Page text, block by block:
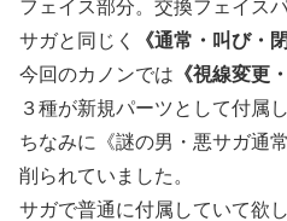
フェイス部分。交換フェイス
サガと同じく
《通常・叫び・
今回のカノンでは 《視線変更
３種が新規パーツとして付属
ちなみに《謎の男・悪サガ通
削られていました。
サガで普通に付属していて欲